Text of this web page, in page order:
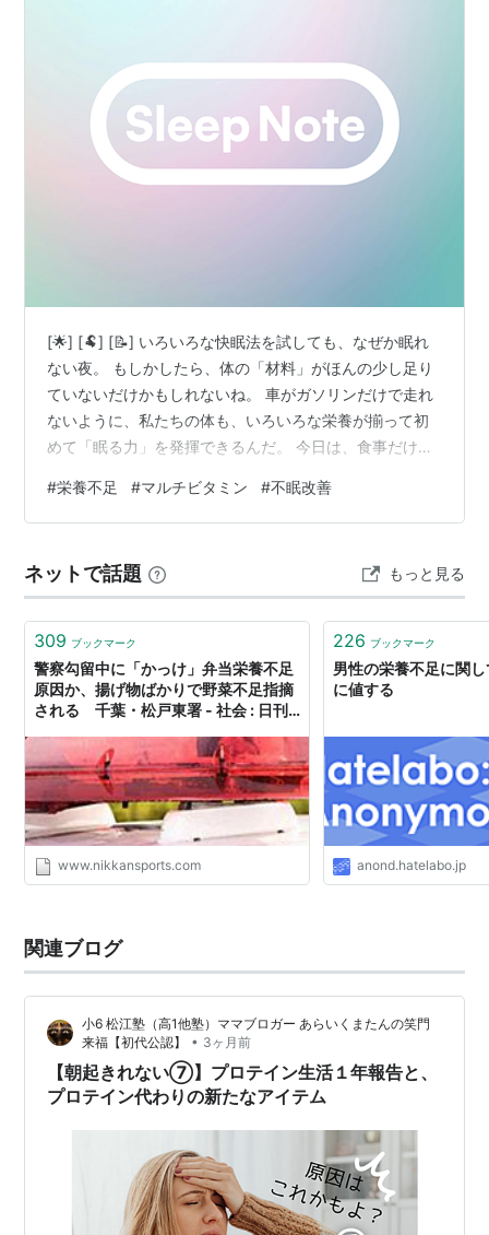
[🌟] [🐏] [📝] いろいろな快眠法を試しても、なぜか眠れ
ない夜。 もしかしたら、体の「材料」がほんの少し足り
ていないだけかもしれないね。 車がガソリンだけで走れ
ないように、私たちの体も、いろいろな栄養が揃って初
めて「眠る力」を発揮できるんだ。 今日は、食事だけで
がそっとメモしてきたよ。 [/📝] [🌙] 意外な盲点？「隠れ
栄養不足」と睡眠の関係🥗 お腹はいっぱいでも、体は栄
🏭 ビタミン・ミネラルは「大工さんの道具」 加工食品と
ミネラルの関係 マルチビタミンを賢く取り入れるコツ💊
「一点豪…
#栄養不足 #マルチビタミン #不眠改善
ネットで話題 もっと見る
309 ブックマーク
警察勾留中に「かっけ」弁当栄養不足
原因か、揚げ物ばかりで野菜不足指摘
される 千葉・松戸東署 - 社会 : 日刊
www.nikkansports.com
226 ブックマーク
男性の栄養不足に関
に値する
anond.hatelabo.jp
関連ブログ
小6 松江塾（高1他塾）ママブロガー あらいくまたんの笑門
来福【初代公認】
• 3ヶ月前
【朝起きれない⑦】プロテイン生活１年報告と、
プロテイン代わりの新たなアイテム